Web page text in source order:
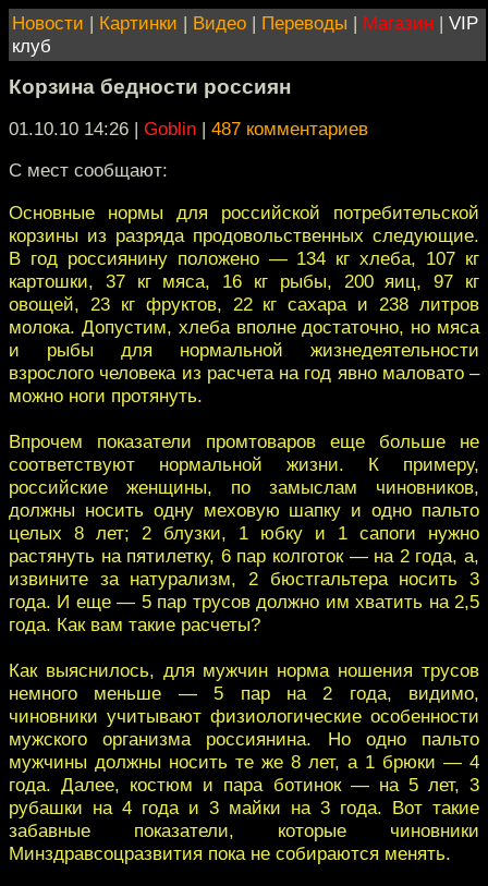
Новости | Картинки | Видео | Переводы | Магазин | VIP
клуб
Корзина бедности россиян
01.10.10 14:26 | Goblin | 487 комментариев
С мест сообщают:
Основные нормы для российской потребительской
корзины из разряда продовольственных следующие.
В год россиянину положено — 134 кг хлеба, 107 кг
картошки, 37 кг мяса, 16 кг рыбы, 200 яиц, 97 кг
овощей, 23 кг фруктов, 22 кг сахара и 238 литров
молока. Допустим, хлеба вполне достаточно, но мяса
и рыбы для нормальной жизнедеятельности
взрослого человека из расчета на год явно маловато –
можно ноги протянуть.
Впрочем показатели промтоваров еще больше не
соответствуют нормальной жизни. К примеру,
российские женщины, по замыслам чиновников,
должны носить одну меховую шапку и одно пальто
целых 8 лет; 2 блузки, 1 юбку и 1 сапоги нужно
растянуть на пятилетку, 6 пар колготок — на 2 года, а,
извините за натурализм, 2 бюстгальтера носить 3
года. И еще — 5 пар трусов должно им хватить на 2,5
года. Как вам такие расчеты?
Как выяснилось, для мужчин норма ношения трусов
немного меньше — 5 пар на 2 года, видимо,
чиновники учитывают физиологические особенности
мужского организма россиянина. Но одно пальто
мужчины должны носить те же 8 лет, а 1 брюки — 4
года. Далее, костюм и пара ботинок — на 5 лет, 3
рубашки на 4 года и 3 майки на 3 года. Вот такие
забавные показатели, которые чиновники
Минздравсоцразвития пока не собираются менять.